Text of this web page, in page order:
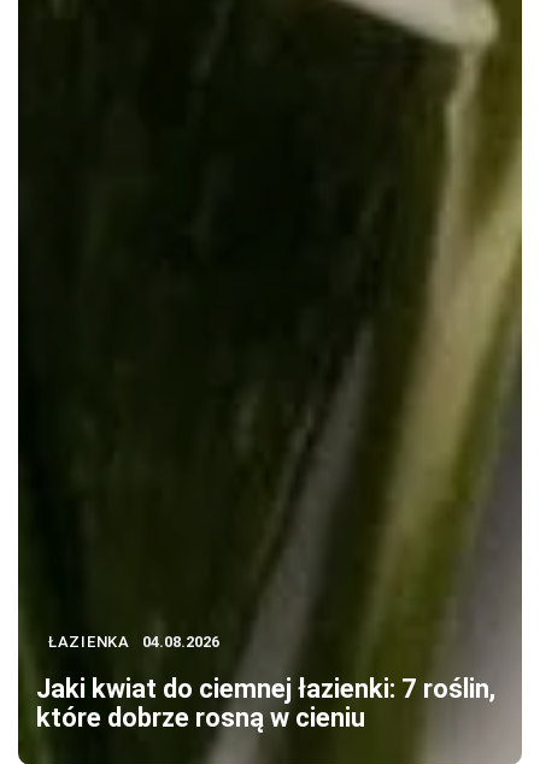
ŁAZIENKA 04.08.2026
Jaki kwiat do ciemnej łazienki: 7 roślin,
które dobrze rosną w cieniu